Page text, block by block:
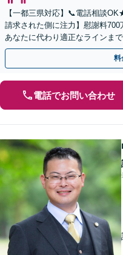
【一都三県対応】📞電話相談
請求された側に注力】慰謝料
あなたに代わり適正なラインま
インをする前にご相談ください
料
電話でお問い合わせ